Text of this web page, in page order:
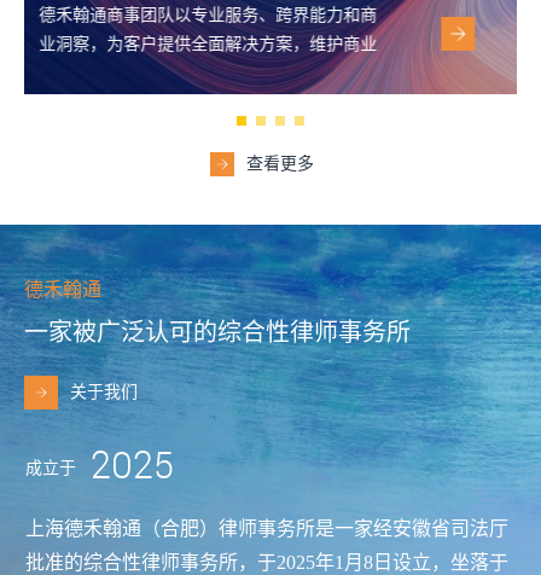
德禾翰通的知识产权律师团队，凭借专业的法
律知识和丰富经验，为客户提供全方位的知识
产权法律保护，助力客户获得市场竞争优势。
查看更多
德禾翰通
一家被广泛认可的综合性律师事务所
关于我们
成立于 2025
上海德禾翰通（合肥）律师事务所是一家经安徽省司法厅
批准的综合性律师事务所，于2025年1月8日设立，坐落于